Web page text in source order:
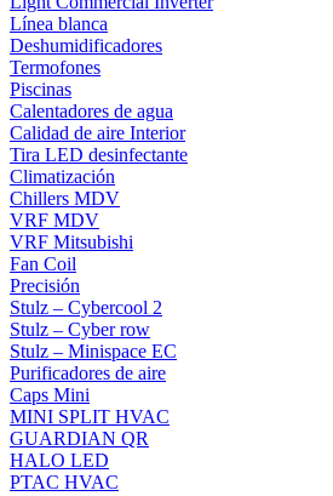
Línea blanca
Deshumidificadores
Termofones
Piscinas
Calentadores de agua
Calidad de aire Interior
Tira LED desinfectante
Climatización
Chillers MDV
VRF MDV
VRF Mitsubishi
Fan Coil
Precisión
Stulz – Cybercool 2
Stulz – Cyber row
Stulz – Minispace EC
Purificadores de aire
Caps Mini
MINI SPLIT HVAC
GUARDIAN QR
HALO LED
PTAC HVAC